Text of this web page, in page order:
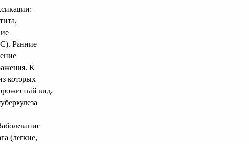
Ранние
К
которых
вид.
(легкие,